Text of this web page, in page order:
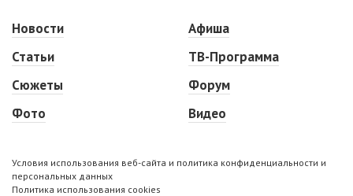
Новости
Статьи
Сюжеты
Фото
Афиша
ТВ-Программа
Форум
Видео
Условия использования веб-сайта и политика конфиденциальности и
персональных данных
Политика использования cookies